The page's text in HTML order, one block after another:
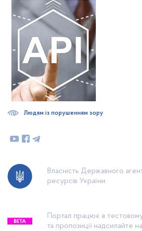
Власність Державного
ресурсів України.
Портал працює в
та пропозиції надсилайте на
Людям із порушенням зору